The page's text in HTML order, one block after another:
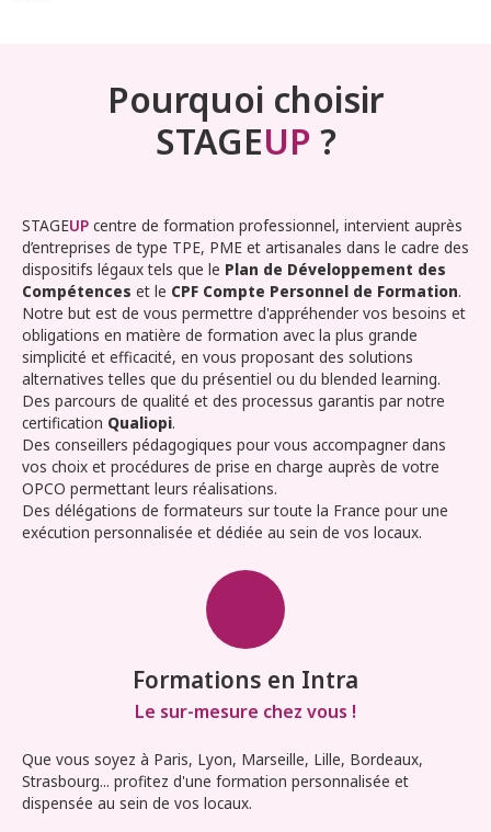
Pourquoi choisir
STAGEUP ?
STAGEUP centre de formation professionnel, intervient auprès
d’entreprises de type TPE, PME et artisanales dans le cadre des
dispositifs légaux tels que le Plan de Développement des
Compétences et le CPF Compte Personnel de Formation.
Notre but est de vous permettre d'appréhender vos besoins et
obligations en matière de formation avec la plus grande
simplicité et efficacité, en vous proposant des solutions
alternatives telles que du présentiel ou du blended learning.
Des parcours de qualité et des processus garantis par notre
certification Qualiopi.
Des conseillers pédagogiques pour vous accompagner dans
vos choix et procédures de prise en charge auprès de votre
OPCO permettant leurs réalisations.
Des délégations de formateurs sur toute la France pour une
exécution personnalisée et dédiée au sein de vos locaux.
Formations en Intra
Le sur-mesure chez vous !
Que vous soyez à Paris, Lyon, Marseille, Lille, Bordeaux,
Strasbourg... profitez d'une formation personnalisée et
dispensée au sein de vos locaux.